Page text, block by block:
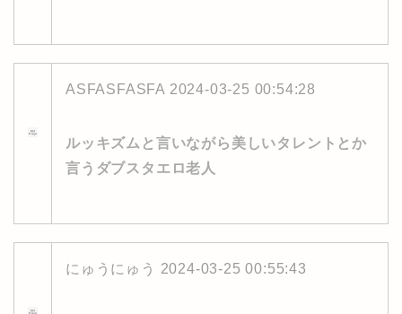
ASFASFASFA 2024-03-25 00:54:28
ルッキズムと言いながら美しいタレントとか
言うダブスタエロ老人
にゅうにゅう 2024-03-25 00:55:43